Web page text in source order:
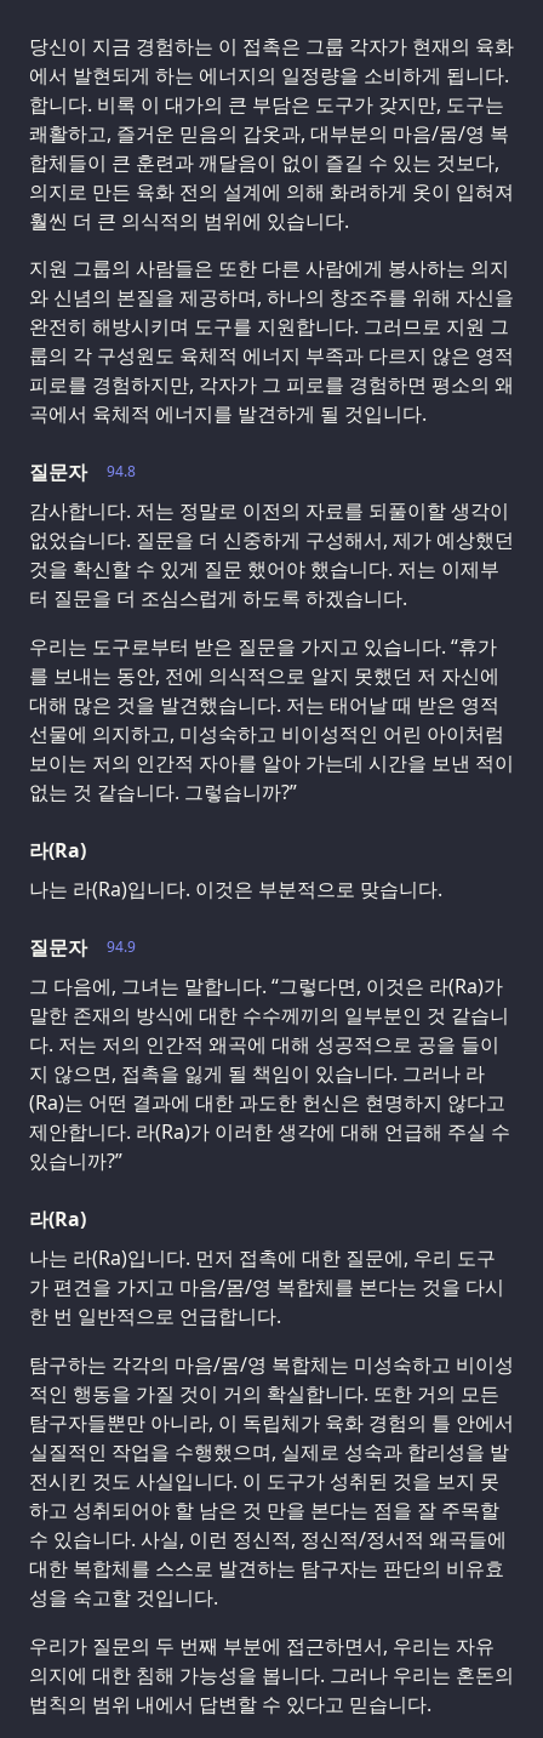
당신이 지금 경험하는 이 접촉은 그룹 각자가 현재의 육화
에서 발현되게 하는 에너지의 일정량을 소비하게 됩니다.
합니다. 비록 이 대가의 큰 부담은 도구가 갖지만, 도구는
쾌활하고, 즐거운 믿음의 갑옷과, 대부분의 마음/몸/영 복
합체들이 큰 훈련과 깨달음이 없이 즐길 수 있는 것보다,
의지로 만든 육화 전의 설계에 의해 화려하게 옷이 입혀져
훨씬 더 큰 의식적의 범위에 있습니다.
지원 그룹의 사람들은 또한 다른 사람에게 봉사하는 의지
와 신념의 본질을 제공하며, 하나의 창조주를 위해 자신을
완전히 해방시키며 도구를 지원합니다. 그러므로 지원 그
룹의 각 구성원도 육체적 에너지 부족과 다르지 않은 영적
피로를 경험하지만, 각자가 그 피로를 경험하면 평소의 왜
곡에서 육체적 에너지를 발견하게 될 것입니다.
94.8
질문자
감사합니다. 저는 정말로 이전의 자료를 되풀이할 생각이
없었습니다. 질문을 더 신중하게 구성해서, 제가 예상했던
것을 확신할 수 있게 질문 했어야 했습니다. 저는 이제부
터 질문을 더 조심스럽게 하도록 하겠습니다.
우리는 도구로부터 받은 질문을 가지고 있습니다. “휴가
를 보내는 동안, 전에 의식적으로 알지 못했던 저 자신에
대해 많은 것을 발견했습니다. 저는 태어날 때 받은 영적
선물에 의지하고, 미성숙하고 비이성적인 어린 아이처럼
보이는 저의 인간적 자아를 알아 가는데 시간을 보낸 적이
없는 것 같습니다. 그렇습니까?”
라(Ra)
나는 라(Ra)입니다. 이것은 부분적으로 맞습니다.
94.9
질문자
그 다음에, 그녀는 말합니다. “그렇다면, 이것은 라(Ra)가
말한 존재의 방식에 대한 수수께끼의 일부분인 것 같습니
다. 저는 저의 인간적 왜곡에 대해 성공적으로 공을 들이
지 않으면, 접촉을 잃게 될 책임이 있습니다. 그러나 라
(Ra)는 어떤 결과에 대한 과도한 헌신은 현명하지 않다고
제안합니다. 라(Ra)가 이러한 생각에 대해 언급해 주실 수
있습니까?”
라(Ra)
나는 라(Ra)입니다. 먼저 접촉에 대한 질문에, 우리 도구
가 편견을 가지고 마음/몸/영 복합체를 본다는 것을 다시
한 번 일반적으로 언급합니다.
탐구하는 각각의 마음/몸/영 복합체는 미성숙하고 비이성
적인 행동을 가질 것이 거의 확실합니다. 또한 거의 모든
탐구자들뿐만 아니라, 이 독립체가 육화 경험의 틀 안에서
실질적인 작업을 수행했으며, 실제로 성숙과 합리성을 발
전시킨 것도 사실입니다. 이 도구가 성취된 것을 보지 못
하고 성취되어야 할 남은 것 만을 본다는 점을 잘 주목할
수 있습니다. 사실, 이런 정신적, 정신적/정서적 왜곡들에
대한 복합체를 스스로 발견하는 탐구자는 판단의 비유효
성을 숙고할 것입니다.
우리가 질문의 두 번째 부분에 접근하면서, 우리는 자유
의지에 대한 침해 가능성을 봅니다. 그러나 우리는 혼돈의
법칙의 범위 내에서 답변할 수 있다고 믿습니다.